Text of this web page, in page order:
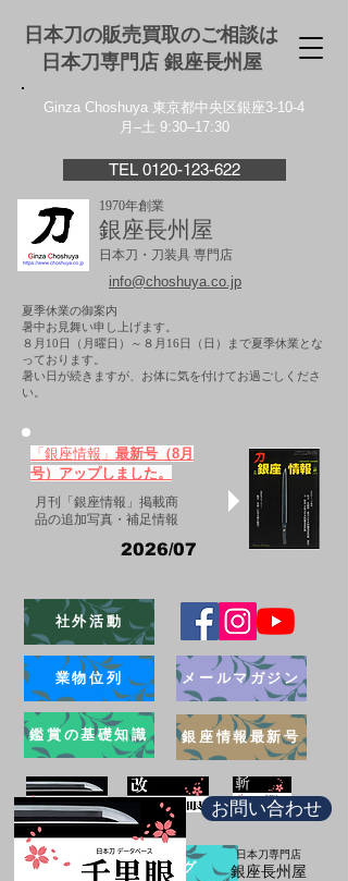
日本刀の販売買取のご相談は
日本刀専門店 銀座⻑州屋
Ginza Choshuya 東京都中央区銀座3-10-4
月–土 9:30–17:30
TEL 0120-123-622
1970年創業
銀座長州屋
日本刀・刀装具 専門店
info@choshuya.co.jp
夏季休業の御案内
暑中お見舞い申し上げます。
８月10日（月曜日）～８月16日（日）まで夏季休業とな
っております。
​暑い日が続きますが、お体に気を付けてお過ごしくださ
い。
「銀座情報」 最新号（8月
号）アップしました。
月刊「銀座情報」掲載商
品の追加写真・補足情報
2026/07
社外活動
業物位列
鑑賞の基礎知識
メールマガジン
銀座情報最新号
ブログ
お問い合わせ
日本刀専門店
​銀座長州屋